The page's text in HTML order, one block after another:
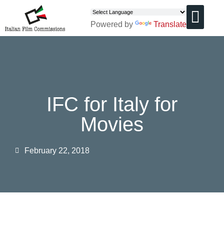
Powered by Translate
IFC for Italy for
Movies
February 22, 2018